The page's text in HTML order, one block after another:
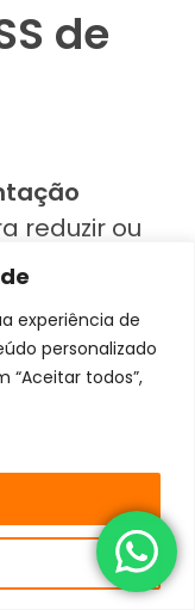
experiência de
personalizado
“Aceitar todos”,
de
reduzir ou
garantia
no
Isso
de
como
asfáltica e